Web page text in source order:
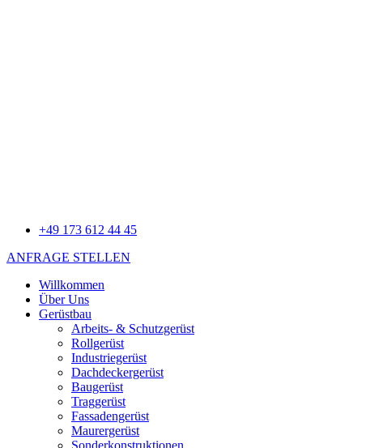
+49 173 612 44 45
ANFRAGE STELLEN
Willkommen
Über Uns
Gerüstbau
Arbeits- & Schutzgerüst
Rollgerüst
Industriegerüst
Dachdeckergerüst
Baugerüst
Traggerüst
Fassadengerüst
Maurergerüst
Sonderkonstruktionen